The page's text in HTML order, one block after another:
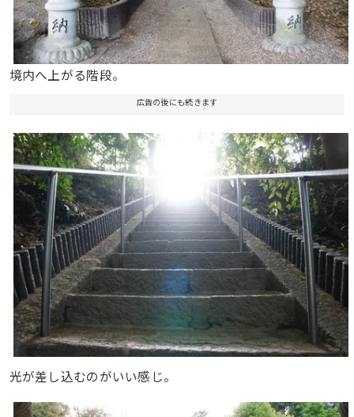
境内へ上がる階段。
広告の後にも続きます
光が差し込むのがいい感じ。